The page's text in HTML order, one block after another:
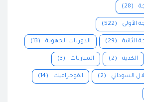
(28)
الأولى (522)
الثانية (29) الدوريات الجهوية (13)
الكدية (2) المباريات (3)
السوداني (2) انفوجرافيك (14)